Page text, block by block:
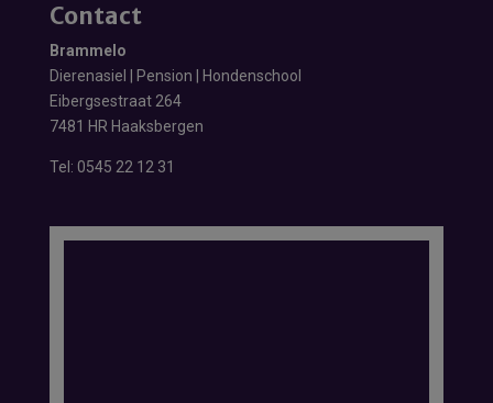
Contact
Brammelo
Dierenasiel | Pension | Hondenschool
Eibergsestraat 264
7481 HR Haaksbergen
Tel: 0545 22 12 31